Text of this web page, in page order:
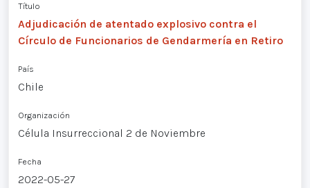
Título
Adjudicación de atentado explosivo contra el
Círculo de Funcionarios de Gendarmería en Retiro
País
Chile
Organización
Célula Insurreccional 2 de Noviembre
Fecha
2022-05-27